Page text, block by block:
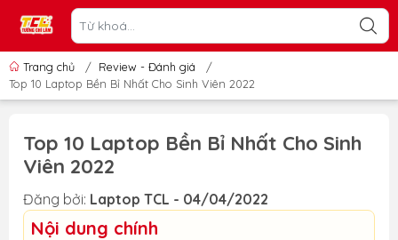
Trang chủ / Review - Đánh giá
/
Top 10 Laptop Bền Bỉ Nhất Cho Sinh Viên 2022
Top 10 Laptop Bền Bỉ Nhất Cho Sinh
Viên 2022
Đăng bởi: Laptop TCL - 04/04/2022
Nội dung chính